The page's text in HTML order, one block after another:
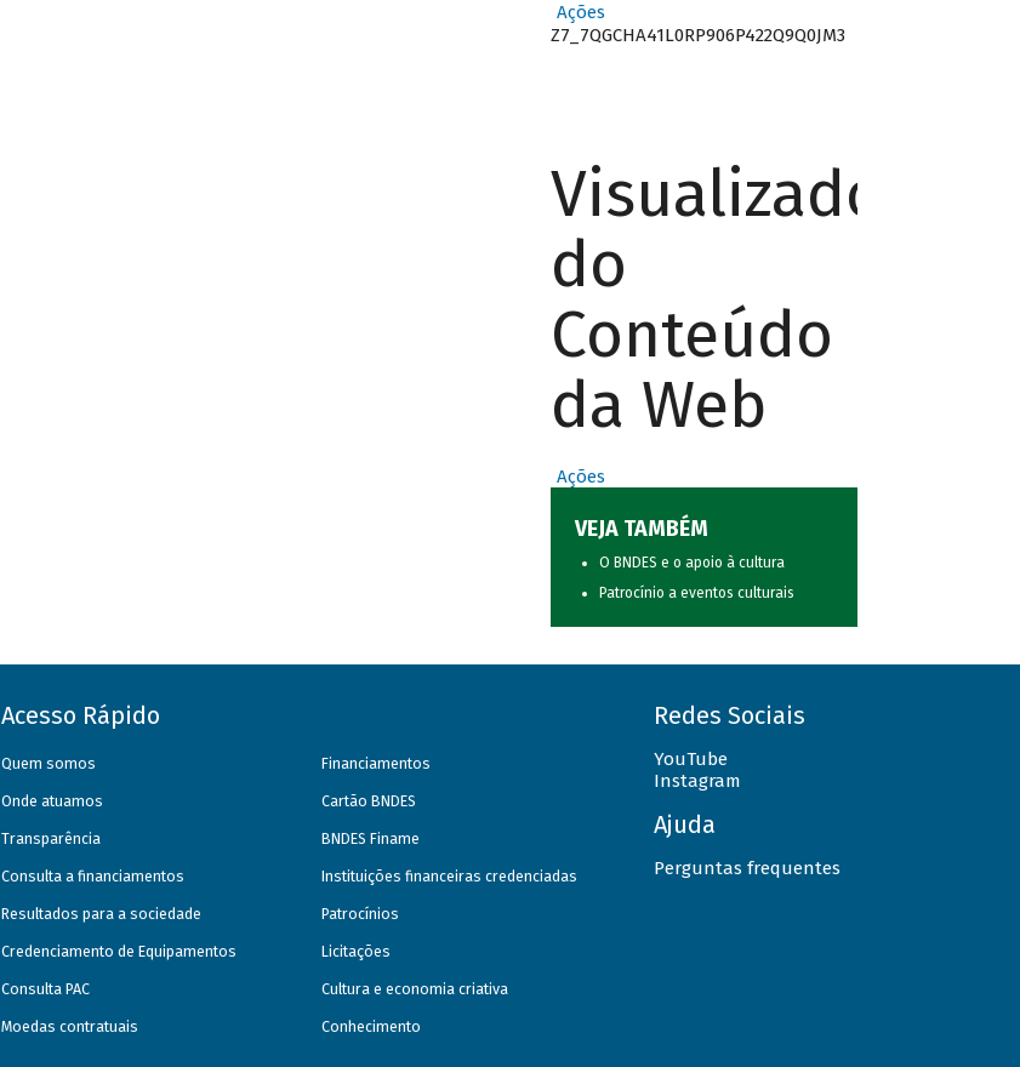
Ações
Z7_7QGCHA41L0RP906P422Q9Q0JM3
Visualizador
do
Conteúdo
da Web
Ações
VEJA TAMBÉM
O BNDES e o apoio à cultura
Patrocínio a eventos culturais
Acesso Rápido
Quem somos
Onde atuamos
Transparência
Consulta a financiamentos
Resultados para a sociedade
Credenciamento de Equipamentos
Consulta PAC
Moedas contratuais
Financiamentos
Cartão BNDES
BNDES Finame
Instituições financeiras credenciadas
Patrocínios
Licitações
Cultura e economia criativa
Conhecimento
Redes Sociais
YouTube
Instagram
Ajuda
Perguntas frequentes